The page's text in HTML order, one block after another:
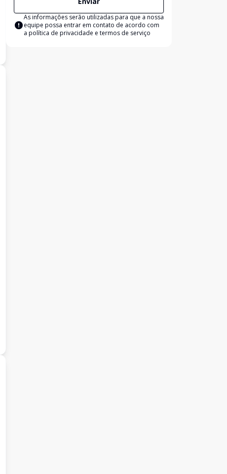
As informações serão utilizadas para que a nossa
equipe possa entrar em contato de acordo com
a política de privacidade e termos de serviço